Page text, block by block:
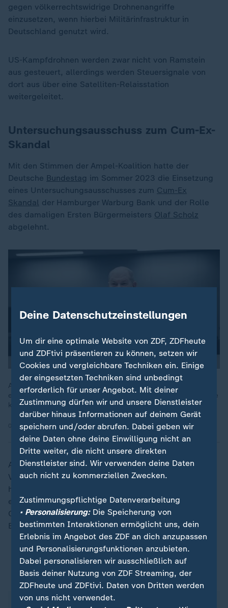
gegen völkerrechtswidrige Drohnenangriffe
einzusetzen, wenn hierbei Militärinfrastruktur in
Deutschland genutzt wird.
US-Kampfdrohnen werden zwar nicht von Ramstein
aus gesteuert, allerdings werden Steuersignale von
dort aus über eine Satelliten-Relaisstation
weitergeleitet.
Untersuchungsausschuss zum Cum-Ex-
Skandal
Mit den Stimmen der Ampel-Koalition hatte der
Deutsche Bundestag im Sommer 2023 die Einsetzung
eines Untersuchungsausschusses zum Cum-Ex
Skandal der Hamburger Warburg Bank und der Rolle
des damaligen Ersten Bürgermeisters Olaf Scholz
abgelehnt.
Als Bürgermeister sprach Olaf Scholz mehrfach mit dem Chef
einer Cum-Ex Bank, die Steuerbetrug betrieb. An deren Inhalte
könne er sich aber nicht erinnern.
06.12.2024 | 1:48 min
Aus Sicht der Unionsfraktion ein "historisch einmaliger
Vorgang", denn die Abgeordneten von CDU/CSU
hatten zuvor das für einen Untersuchungsausschuss
erforderliche Quorum erreicht. Sie sahen sich in ihren
Oppositionsrechten verletzt und zogen vor das
Bundesverfassungsgericht.
Das Bundesverfassungsgericht: Zahlen, Daten,
Fakten
Deine Datenschutzeinstellungen
Um dir eine optimale Website von ZDF, ZDFheute
und ZDFtivi präsentieren zu können, setzen wir
Cookies und vergleichbare Techniken ein. Einige
der eingesetzten Techniken sind unbedingt
erforderlich für unser Angebot. Mit deiner
Zustimmung dürfen wir und unsere Dienstleister
darüber hinaus Informationen auf deinem Gerät
speichern und/oder abrufen. Dabei geben wir
deine Daten ohne deine Einwilligung nicht an
Dritte weiter, die nicht unsere direkten
Dienstleister sind. Wir verwenden deine Daten
auch nicht zu kommerziellen Zwecken.
Zustimmungspflichtige Datenverarbeitung
• Personalisierung:Die Speicherung von
bestimmten Interaktionen ermöglicht uns, dein
Erlebnis im Angebot des ZDF an dich anzupassen
und Personalisierungsfunktionen anzubieten.
Dabei personalisieren wir ausschließlich auf
Basis deiner Nutzung von ZDF Streaming, der
ZDFheute und ZDFtivi. Daten von Dritten werden
von uns nicht verwendet.